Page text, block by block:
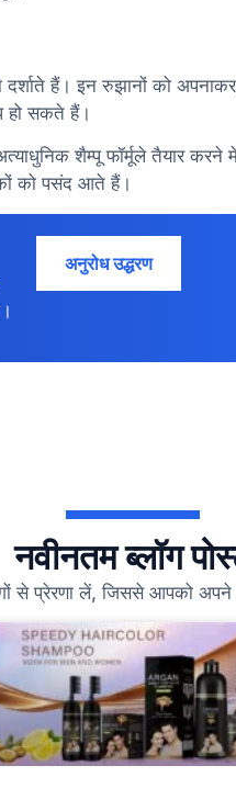
दर्शाते हैं। इन रुझानों को
हो सकते हैं।
शैम्पू फॉर्मूले तैयार करने
को पसंद आते हैं।
अनुरोध उद्धरण
नवीनतम ब्लॉग
से प्रेरणा लें, जिससे आपको अपने